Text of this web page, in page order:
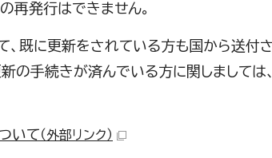
発行はできません。
、既に更新をされている方も国から送付
の手続きが済んでいる方に関しましては
いて（外部リンク）